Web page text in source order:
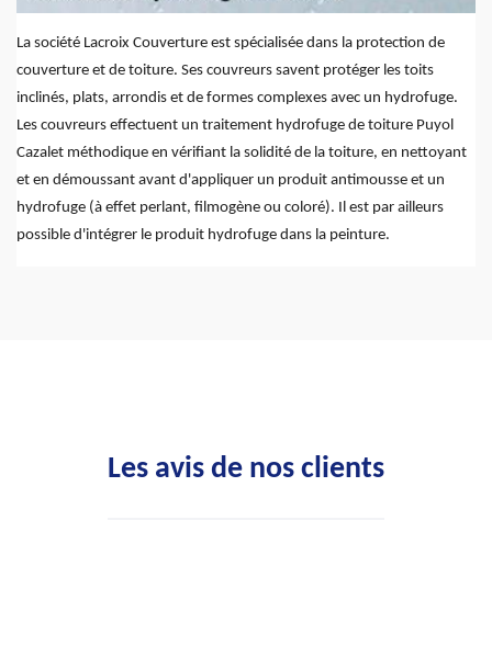
La société Lacroix Couverture est spécialisée dans la protection de
couverture et de toiture. Ses couvreurs savent protéger les toits
inclinés, plats, arrondis et de formes complexes avec un hydrofuge.
Les couvreurs effectuent un traitement hydrofuge de toiture Puyol
Cazalet méthodique en vérifiant la solidité de la toiture, en nettoyant
et en démoussant avant d'appliquer un produit antimousse et un
hydrofuge (à effet perlant, filmogène ou coloré). Il est par ailleurs
possible d'intégrer le produit hydrofuge dans la peinture.
Les avis de nos clients